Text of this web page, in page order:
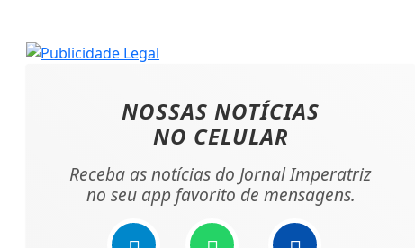
NOSSAS NOTÍCIAS
NO CELULAR
Receba as notícias do Jornal Imperatriz
no seu app favorito de mensagens.